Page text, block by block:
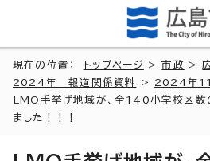
現在の位置： トップページ >市政 >
2024年 報道関係資料
> 2024年
LMO手挙げ地域が、全140小学校区数
ました！！！